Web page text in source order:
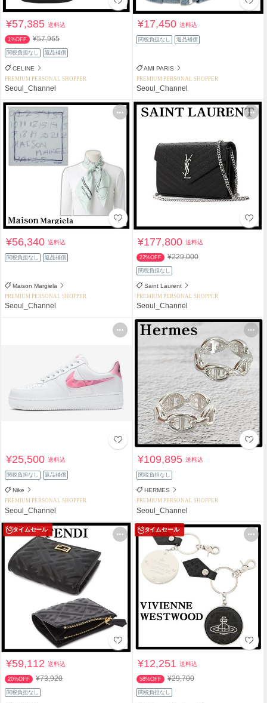
¥57,385送料込
1%OFF ¥57,965
関税負担なし 返品補償
CELINE
PREMIUM PERSONAL SHOPPER
Seoul_Channel
¥17,450送料込
関税負担なし 返品補償
AMI PARIS
PREMIUM PERSONAL SHOPPER
Seoul_Channel
¥56,340送料込
関税負担なし 返品補償
Maison Margiela
PREMIUM PERSONAL SHOPPER
Seoul_Channel
¥177,800送料込
22%OFF ¥229,000
関税負担なし
Saint Laurent
PREMIUM PERSONAL SHOPPER
Seoul_Channel
¥25,500送料込
関税負担なし 返品補償
Nike
PREMIUM PERSONAL SHOPPER
Seoul_Channel
¥109,895送料込
関税負担なし
HERMES
PREMIUM PERSONAL SHOPPER
Seoul_Channel
タイムセール
¥59,112送料込
20%OFF ¥73,920
関税負担なし
タイムセール
¥12,251送料込
58%OFF ¥29,700
関税負担なし